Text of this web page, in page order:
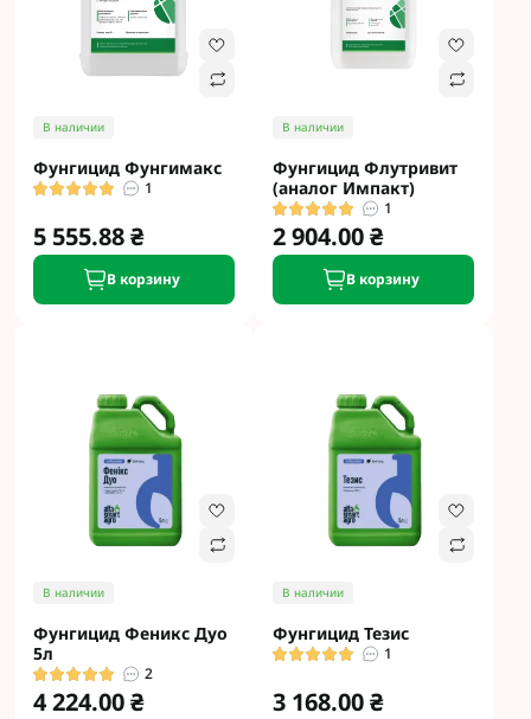
В наличии
Фунгицид Фунгимакс
1
5 555.88 ₴
В корзину
В наличии
Фунгицид Флутривит
(аналог Импакт)
1
2 904.00 ₴
В корзину
В наличии
Фунгицид Феникс Дуо
5л
2
4 224.00 ₴
В наличии
Фунгицид Тезис
1
3 168.00 ₴